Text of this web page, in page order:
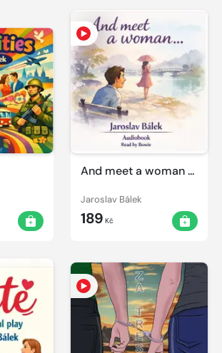
And meet a woman ...
Jaroslav Bálek
189 Kč